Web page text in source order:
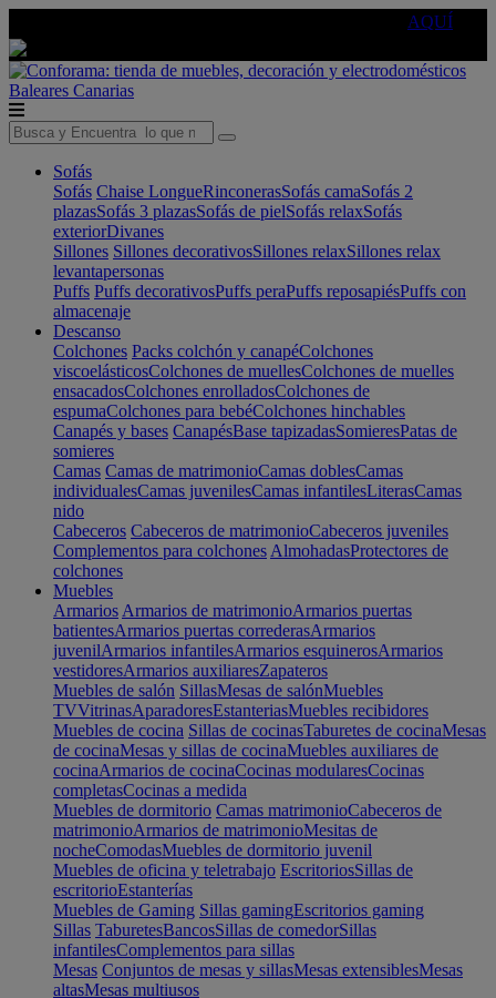
AQUÍ
Baleares Canarias
Sofás
Sofás Chaise LongueRinconerasSofás camaSofás 2
plazasSofás 3 plazasSofás de pielSofás relaxSofás
exteriorDivanes
Sillones Sillones decorativosSillones relaxSillones relax
levantapersonas
Puffs Puffs decorativosPuffs peraPuffs reposapiésPuffs con
almacenaje
Descanso
Colchones Packs colchón y canapéColchones
viscoelásticosColchones de muellesColchones de muelles
ensacadosColchones enrolladosColchones de
espumaColchones para bebéColchones hinchables
Canapés y bases CanapésBase tapizadasSomieresPatas de
somieres
Camas Camas de matrimonioCamas doblesCamas
individualesCamas juvenilesCamas infantilesLiterasCamas
nido
Cabeceros Cabeceros de matrimonioCabeceros juveniles
Complementos para colchones AlmohadasProtectores de
colchones
Muebles
Armarios Armarios de matrimonioArmarios puertas
batientesArmarios puertas correderasArmarios
juvenilArmarios infantilesArmarios esquinerosArmarios
vestidoresArmarios auxiliaresZapateros
Muebles de salón SillasMesas de salónMuebles
TVVitrinasAparadoresEstanteriasMuebles recibidores
Muebles de cocina Sillas de cocinasTaburetes de cocinaMesas
de cocinaMesas y sillas de cocinaMuebles auxiliares de
cocinaArmarios de cocinaCocinas modularesCocinas
completasCocinas a medida
Muebles de dormitorio Camas matrimonioCabeceros de
matrimonioArmarios de matrimonioMesitas de
nocheComodasMuebles de dormitorio juvenil
Muebles de oficina y teletrabajo EscritoriosSillas de
escritorioEstanterías
Muebles de Gaming Sillas gamingEscritorios gaming
Sillas TaburetesBancosSillas de comedorSillas
infantilesComplementos para sillas
Mesas Conjuntos de mesas y sillasMesas extensiblesMesas
altasMesas multiusos